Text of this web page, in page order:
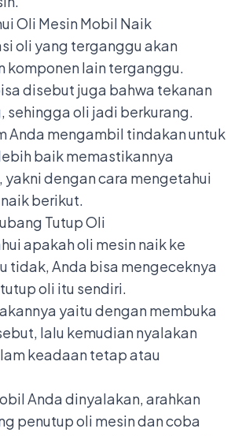
Oli Mesin Mobil Naik
oli yang terganggu akan
komponen lain terganggu.
disebut juga bahwa tekanan
sehingga oli jadi berkurang.
Anda mengambil tindakan untuk
baik memastikannya
yakni dengan cara mengetahui
berikut.
Tutup Oli
apakah oli mesin naik ke
tidak, Anda bisa mengeceknya
oli itu sendiri.
yaitu dengan membuka
lalu kemudian nyalakan
keadaan tetap atau
Anda dinyalakan, arahkan
penutup oli mesin dan coba